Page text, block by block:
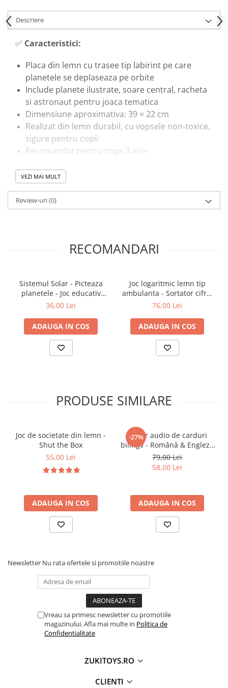
Descriere
✅ Caracteristici:
Placa din lemn cu trasee tip labirint pe care
planetele se deplaseaza pe orbite
Include planete ilustrate, soare central, racheta
si astronaut pentru joaca tematica
Dimensiune aproximativa: 39 × 22 cm
Realizat din lemn durabil, cu vopsele non-toxice,
sigure pentru copii
Recomandat pentru copii 3 ani+
🎓Beneficii educationale:
Stimuleaza motricitatea fina si coordonarea
mana–ochi prin ghidarea planetelor
Imbunatateste concentrarea, rabdarea si
gandirea logica prin joc activ
Copii 3 ani+
Activitati educative acasa sau la gradinita
Cadou pentru micii pasionati de astronomie
VEZI MAI MULT
Review-uri(0)
RECOMANDARI
Sistemul Solar - Picteaza
planetele - Joc educativ
Montessori | ZukiToys.ro
36,00 Lei
ADAUGA IN COS
Joc logaritmic lemn tip
ambulanta - Sortator cifre,
forme si inele, Montessori 3
76,00 Lei
ADAUGA IN COS
PRODUSE SIMILARE
Joc de societate din lemn -
Shut the Box
55,00 Lei
ADAUGA IN COS
-27%
Cititor audio de carduri
bilingv - Română & Engleză
Albastru (224 carduri / 448
cuvinte)
79,00 Lei
58,00 Lei
ADAUGA IN COS
Newsletter Nu rata ofertele si promotiile noastre
Vreau sa primesc newsletter cu promotiile
magazinului. Afla mai multe in Politica de
Confidentialitate
ZUKITOYS.RO
CLIENTI